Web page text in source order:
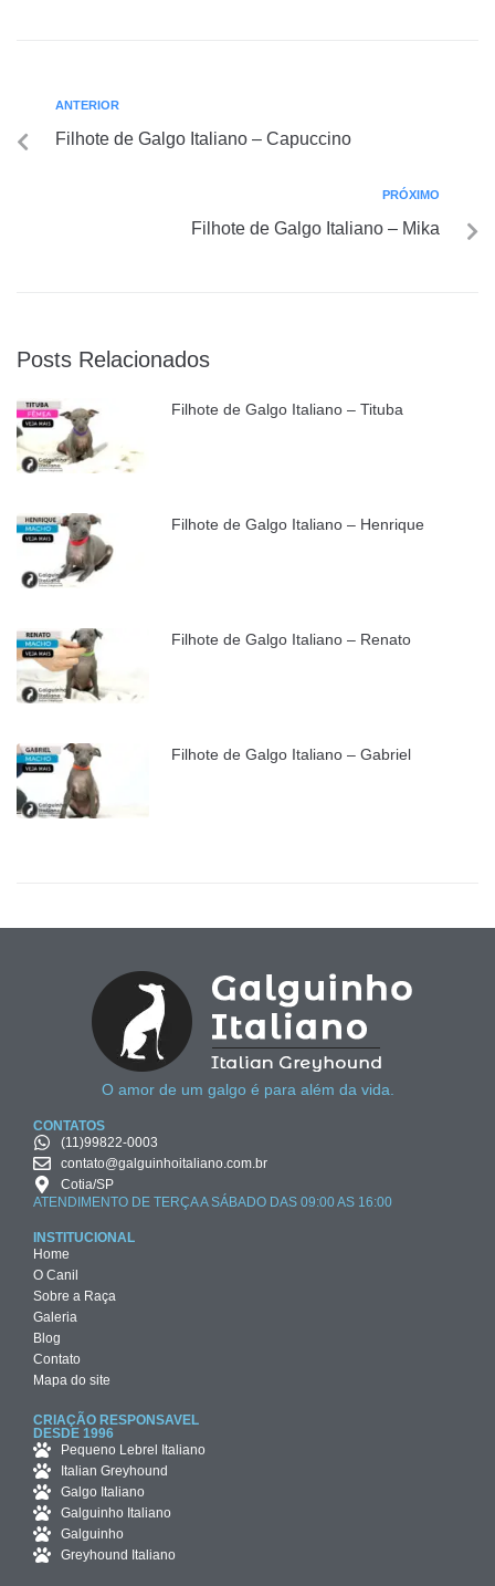
ANTERIOR
Filhote de Galgo Italiano – Capuccino
PRÓXIMO
Filhote de Galgo Italiano – Mika
Posts Relacionados
Filhote de Galgo Italiano – Tituba
Filhote de Galgo Italiano – Henrique
Filhote de Galgo Italiano – Renato
Filhote de Galgo Italiano – Gabriel
O amor de um galgo é para além da vida.
CONTATOS
(11)99822-0003
contato@galguinhoitaliano.com.br
Cotia/SP
ATENDIMENTO DE TERÇA A SÁBADO DAS 09:00 AS 16:00
INSTITUCIONAL
Home
O Canil
Sobre a Raça
Galeria
Blog
Contato
Mapa do site
CRIAÇÃO RESPONSAVEL
DESDE 1996
Pequeno Lebrel Italiano
Italian Greyhound
Galgo Italiano
Galguinho Italiano
Galguinho
Greyhound Italiano